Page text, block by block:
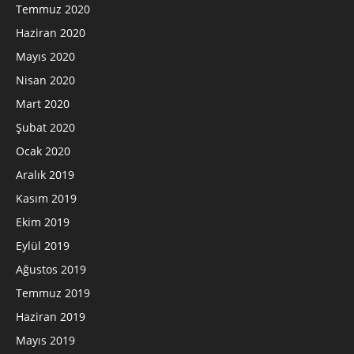
Temmuz 2020
Haziran 2020
Mayıs 2020
Nisan 2020
Mart 2020
Şubat 2020
Ocak 2020
Aralık 2019
Kasım 2019
Ekim 2019
Eylül 2019
Ağustos 2019
Temmuz 2019
Haziran 2019
Mayıs 2019